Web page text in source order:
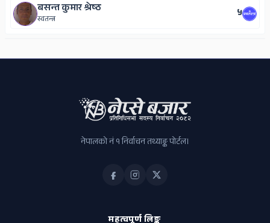
बसन्त कुमार श्रेष्‍ठ
स्वतन्त्र ५
नेपालको नं १ निर्वाचन तथ्याङ्क पोर्टल।